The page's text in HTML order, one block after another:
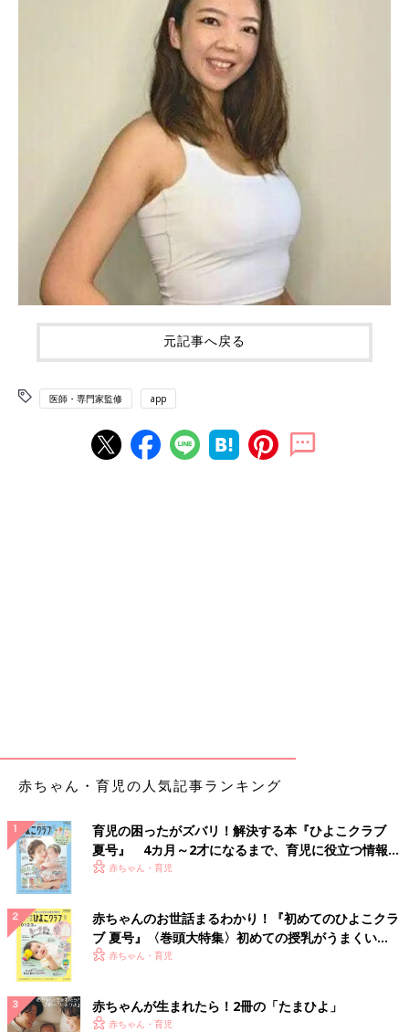
元記事へ戻る
医師・専門家監修 app
赤ちゃん・育児の人気記事ランキング
育児の困ったがズバリ！解決する本『ひよこクラブ
夏号』 4カ月～2才になるまで、育児に役立つ情報が
いっぱい！
赤ちゃん・育児
赤ちゃんのお世話まるわかり！『初めてのひよこクラ
ブ 夏号』〈巻頭大特集〉初めての授乳がうまくい
く！ おっぱい・ミルクの基本と夏のトラブル 解決テ
赤ちゃん・育児
赤ちゃんが生まれたら！2冊の「たまひよ」
赤ちゃん・育児